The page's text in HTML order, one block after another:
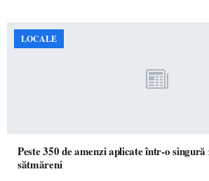
LOCALE
Peste 350 de amenzi aplicate într-o
sătmăreni